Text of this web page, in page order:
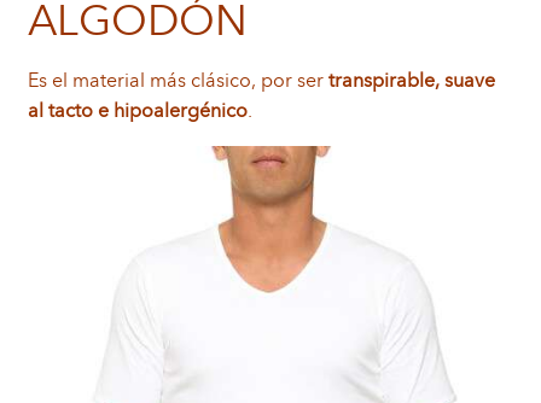
ALGODÓN
Es el material más clásico, por sertranspirable, suave
al tacto e hipoalergénico.